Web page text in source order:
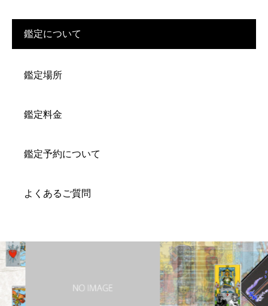
鑑定について
鑑定場所
鑑定料金
鑑定予約について
よくあるご質問